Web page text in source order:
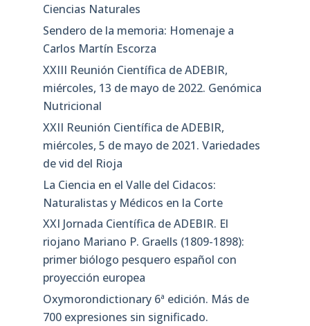
Ciencias Naturales
Sendero de la memoria: Homenaje a
Carlos Martín Escorza
XXIII Reunión Científica de ADEBIR,
miércoles, 13 de mayo de 2022. Genómica
Nutricional
XXII Reunión Científica de ADEBIR,
miércoles, 5 de mayo de 2021. Variedades
de vid del Rioja
La Ciencia en el Valle del Cidacos:
Naturalistas y Médicos en la Corte
XXI Jornada Científica de ADEBIR. El
riojano Mariano P. Graells (1809-1898):
primer biólogo pesquero español con
proyección europea
Oxymorondictionary 6ª edición. Más de
700 expresiones sin significado.